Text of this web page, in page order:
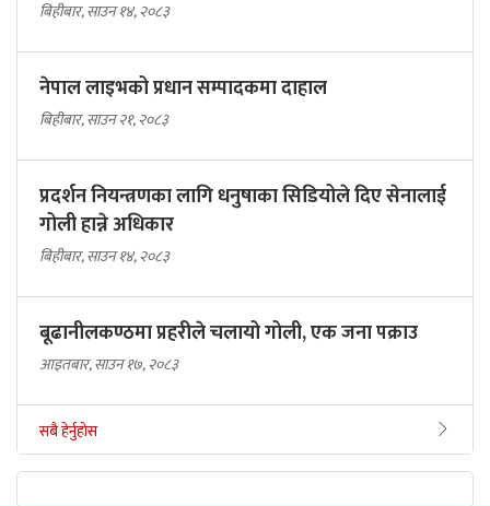
बिहीबार, साउन १४, २०८३
नेपाल लाइभको प्रधान सम्पादकमा दाहाल
बिहीबार, साउन २१, २०८३
प्रदर्शन नियन्त्रणका लागि धनुषाका सिडियोले दिए सेनालाई
गोली हान्ने अधिकार
बिहीबार, साउन १४, २०८३
बूढानीलकण्ठमा प्रहरीले चलायो गोली, एक जना पक्राउ
आइतबार, साउन १७, २०८३
सबै हेर्नुहोस